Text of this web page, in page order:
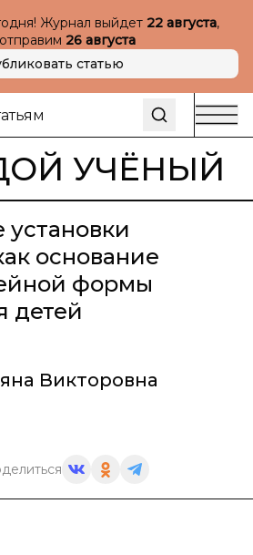
Журнал выйдет 22 августа,
26 августа
статью
УЧЁНЫЙ
основание
формы
детей
Викторовна